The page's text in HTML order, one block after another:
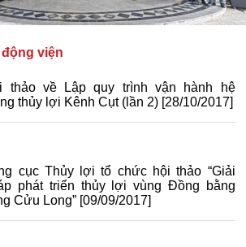
viện
thảo về Lập quy trình vận hành hệ
thủy lợi Kênh Cụt (lần 2) [28/10/2017]
cục Thủy lợi tổ chức hội thảo “Giải
phát triển thủy lợi vùng Đồng bằng
Cửu Long” [09/09/2017]